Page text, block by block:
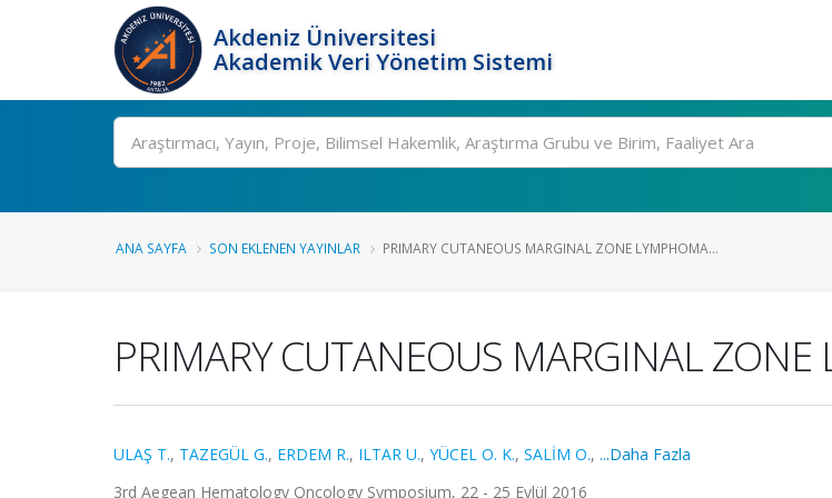
Akdeniz Üniversitesi
Akademik Veri Yönetim Sistemi
Ara
ANA SAYFA SON EKLENEN YAYINLAR PRIMARY CUTANEOUS MARGINAL ZONE LYMPHOMA...
PRIMARY CUTANEOUS MARGINAL
ULAŞ T., TAZEGÜL G., ERDEM R., ILTAR U., YÜCEL O. K., SALİM O., ...Daha Fazla
3rd Aegean Hematology Oncology Symposium, 22 - 25 Eylül 2016